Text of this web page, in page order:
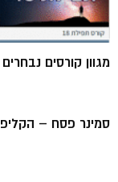
מגוון קורסים
סמינר פסח –